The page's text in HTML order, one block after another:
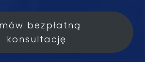
bezpłatną
konsultację